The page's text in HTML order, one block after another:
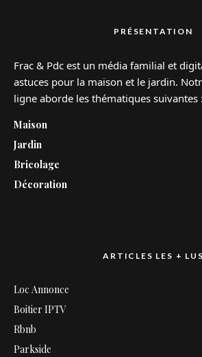
PRÉSENTATION
Frac & Pdc est un média familial et
astuces pour la maison et le jardin.
ligne aborde les thématiques suivantes :
Maison
Jardin
Bricolage
Décoration
ARTICLES LES + LUS
Loc Annonce
Boitier IPTV
Rbnb
Parkside